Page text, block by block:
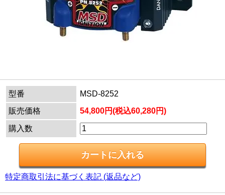
型番
MSD-8252
販売価格
54,800円(税込60,280円)
購入数
特定商取引法に基づく表記 (返品など)